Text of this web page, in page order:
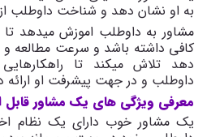
به او نشان دهد و شناخت داوطلب از
مشاور به داوطلب اموزش میدهد
کافی داشته باشد و سرعت مطالعه
دهد تلاش میکند تا
داوطلب و در جهت پیشرفت او ارائه
معرفی ویژگی های یک مشاور قابل
یک مشاور خوب دارای یک نظام